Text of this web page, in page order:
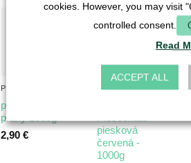
PÔDA
piesok 0-1mm
praný 1000g
2,90€
PRÍSLUŠENSTVO
piesková
červená -
1000g
cookies. However, you may visit
controlled consent.
Read
ACCEPT ALL